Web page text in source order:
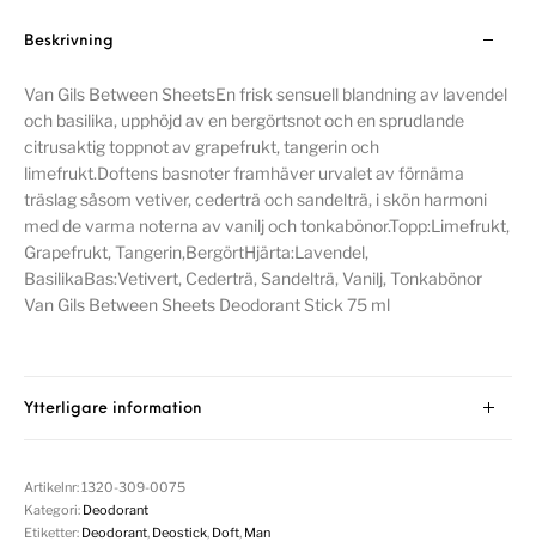
Beskrivning
Van Gils Between SheetsEn frisk sensuell blandning av lavendel
och basilika, upphöjd av en bergörtsnot och en sprudlande
citrusaktig toppnot av grapefrukt, tangerin och
limefrukt.Doftens basnoter framhäver urvalet av förnäma
träslag såsom vetiver, cederträ och sandelträ, i skön harmoni
med de varma noterna av vanilj och tonkabönor.Topp:Limefrukt,
Grapefrukt, Tangerin,BergörtHjärta:Lavendel,
BasilikaBas:Vetivert, Cederträ, Sandelträ, Vanilj, Tonkabönor
Van Gils Between Sheets Deodorant Stick 75 ml
Ytterligare information
Artikelnr:1320-309-0075
Kategori: Deodorant
Etiketter: Deodorant Deostick Doft Man